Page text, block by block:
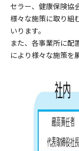
セラー、健康保険協
様々な施策に取り組
いります。
また、各事業所に配
により様々な施策を